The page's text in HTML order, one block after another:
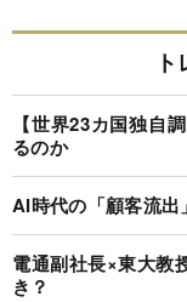
【世界23カ国独自
るのか
AI時代の「顧客流出
電通副社長×東大教
き？